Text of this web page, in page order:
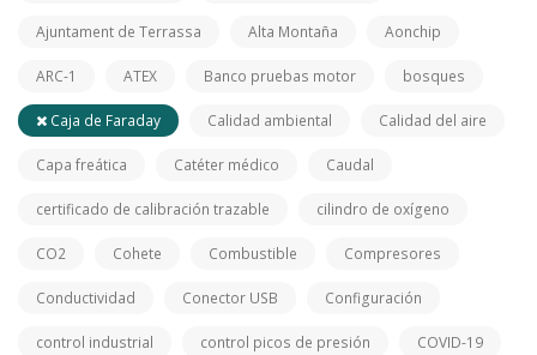
Ajuntament de Terrassa Alta Montaña Aonchip
ARC-1 ATEX Banco pruebas motor bosques
Caja de Faraday Calidad ambiental Calidad del aire
Capa freática Catéter médico Caudal
certificado de calibración trazable cilindro de oxígeno
CO2 Cohete Combustible Compresores
Conductividad Conector USB Configuración
control industrial control picos de presión COVID-19